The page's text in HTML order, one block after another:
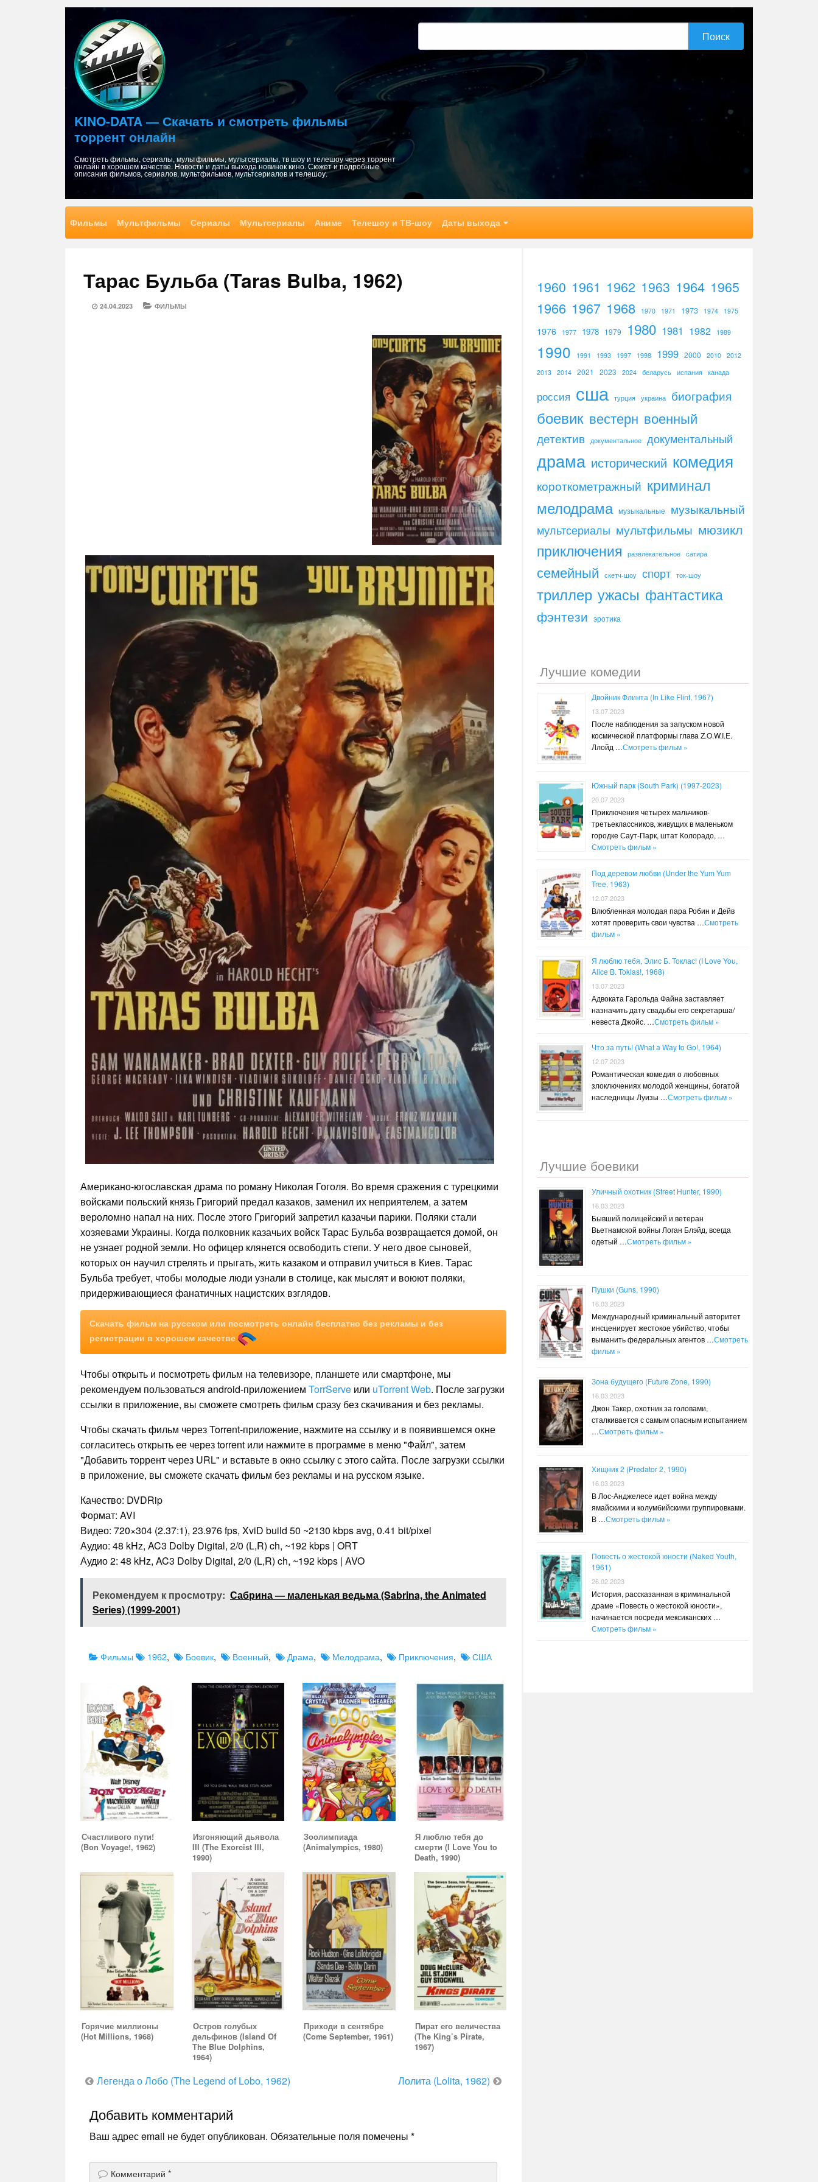
KINO-DATA — Скачать и смотреть фильмы
торрент онлайн
Смотреть фильмы, сериалы, мультфильмы, мультсериалы, тв шоу и телешоу через торрент
онлайн в хорошем качестве. Новости и даты выхода новинок кино. Сюжет и подробные
описания фильмов, сериалов, мультфильмов, мультсериалов и телешоу.
Фильмы Мультфильмы Сериалы Мультсериалы Аниме Телешоу и ТВ-шоу Даты выхода
Тарас Бульба (Taras Bulba, 1962)
POSTED
24.04.2023 CATEGORIES
ФИЛЬМЫ
Американо-югославская драма по роману Николая Гоголя. Во время сражения с турецкими
войсками польский князь Григорий предал казаков, заменил их неприятелем, а затем
вероломно напал на них. После этого Григорий запретил казачьи парики. Поляки стали
хозяевами Украины. Когда полковник казачьих войск Тарас Бульба возвращается домой, он
не узнает родной земли. Но офицер клянется освободить степи. У него двое сыновей,
которых он научил стрелять и прыгать, жить казаком и отправил учиться в Киев. Тарас
Бульба требует, чтобы молодые люди узнали в столице, как мыслят и воюют поляки,
придерживающиеся фанатичных нацистских взглядов.
Скачать фильм на русском или посмотреть онлайн бесплатно без рекламы и без
регистрации в хорошем качестве
Чтобы открыть и посмотреть фильм на телевизоре, планшете или смартфоне, мы
рекомендуем пользоваться android-приложением TorrServe или uTorrent Web. После загрузки
ссылки в приложение, вы сможете смотреть фильм сразу без скачивания и без рекламы.
Чтобы скачать фильм через Torrent-приложение, нажмите на ссылку и в появившемся окне
согласитесь открыть ее через torrent или нажмите в программе в меню "Файл", затем
"Добавить торрент через URL" и вставьте в окно ссылку с этого сайта. После загрузки ссылки
в приложение, вы сможете скачать фильм без рекламы и на русском языке.
Качество: DVDRip
Формат: AVI
Видео: 720×304 (2.37:1), 23.976 fps, XviD build 50 ~2130 kbps avg, 0.41 bit/pixel
Аудио: 48 kHz, AC3 Dolby Digital, 2/0 (L,R) ch, ~192 kbps | ORT
Аудио 2: 48 kHz, AC3 Dolby Digital, 2/0 (L,R) ch, ~192 kbps | AVO
Рекомендуем к просмотру: Сабрина — маленькая ведьма (Sabrina, the Animated
Series) (1999-2001)
Categories
Фильмы Tags1962, Боевик, Военный, Драма, Мелодрама, Приключения, США
Счастливого пути!
(Bon Voyage!, 1962)
Изгоняющий дьявола
III (The Exorcist III,
1990)
Зоолимпиада
(Animalympics, 1980)
Я люблю тебя до
смерти (I Love You to
Death, 1990)
Горячие миллионы
(Hot Millions, 1968)
Остров голубых
дельфинов (Island Of
The Blue Dolphins,
1964)
Приходи в сентябре
(Come September, 1961)
Пират его величества
(The King’s Pirate,
1967)
Навигация
записям
Легенда о Лобо (The Legend of Lobo, 1962) Лолита (Lolita, 1962)
Добавить комментарий
Ваш адрес email не будет опубликован. Обязательные поля помечены *
Комментарий *
1960 1961 1962 1963 1964 1965
1966 1967 1968 1970 1971 1973 1974 1975
1976 1977 1978 1979 1980 1981 1982 1989
1990 1991 1993 1997 1998 1999 2000 2010
2012
2013
2014 2021 2023 2024 беларусь испания канада
россия сша турция украина биография
боевик вестерн военный
детектив документальное документальный
драма исторический комедия
короткометражный криминал
мелодрама музыкальные музыкальный
мультсериалы мультфильмы мюзикл
приключения развлекательное сатира
семейный скетч-шоу спорт ток-шоу
триллер ужасы фантастика
фэнтези эротика
Лучшие комедии
Двойник Флинта (In Like Flint, 1967)
13.07.2023
После наблюдения за запуском новой
космической платформы глава Z.O.W.I.E.
Ллойд …Смотреть фильм »
Южный парк (South Park) (1997-2023)
20.07.2023
Приключения четырех мальчиков-
третьеклассников, живущих в маленьком
городке Саут-Парк, штат Колорадо, …
Смотреть фильм »
Под деревом любви (Under the Yum Yum
Tree, 1963)
12.07.2023
Влюбленная молодая пара Робин и Дейв
хотят проверить свои чувства …Смотреть
фильм »
Я люблю тебя, Элис Б. Токлас! (I Love You,
Alice B. Toklas!, 1968)
13.07.2023
Адвоката Гарольда Файна заставляет
назначить дату свадьбы его секретарша/
невеста Джойс. …Смотреть фильм »
Что за путь! (What a Way to Go!, 1964)
12.07.2023
Романтическая комедия о любовных
злоключениях молодой женщины, богатой
наследницы Луизы …Смотреть фильм »
Лучшие боевики
Уличный охотник (Street Hunter, 1990)
16.03.2023
Бывший полицейский и ветеран
Вьетнамской войны Логан Блэйд, всегда
одетый …Смотреть фильм »
Пушки (Guns, 1990)
16.03.2023
Международный криминальный авторитет
инсценирует жестокое убийство, чтобы
выманить федеральных агентов …Смотреть
фильм »
Зона будущего (Future Zone, 1990)
16.03.2023
Джон Такер, охотник за головами,
сталкивается с самым опасным испытанием
…Смотреть фильм »
Хищник 2 (Predator 2, 1990)
16.03.2023
В Лос-Анджелесе идет война между
ямайскими и колумбийскими группировками.
В …Смотреть фильм »
Повесть о жестокой юности (Naked Youth,
1961)
26.02.2023
История, рассказанная в криминальной
драме «Повесть о жестокой юности»,
начинается посреди мексиканских …
Смотреть фильм »